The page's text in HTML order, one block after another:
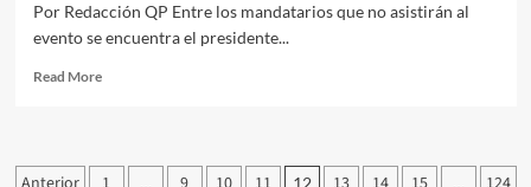
Por Redacción QP Entre los mandatarios que no asistirán al
evento se encuentra el presidente...
Read MoreRead
a